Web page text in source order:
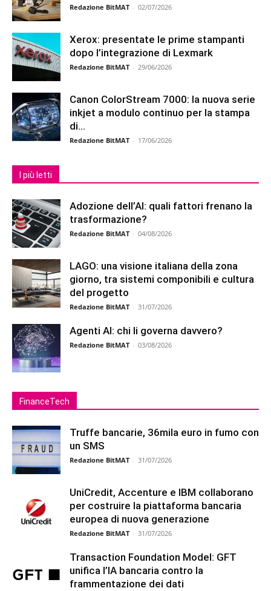
Redazione BitMAT - 02/07/2026
Xerox: presentate le prime stampanti
dopo l’integrazione di Lexmark
Redazione BitMAT - 29/06/2026
Canon ColorStream 7000: la nuova serie
inkjet a modulo continuo per la stampa
di...
Redazione BitMAT - 17/06/2026
I più letti
Adozione dell’AI: quali fattori frenano la
trasformazione?
Redazione BitMAT - 04/08/2026
LAGO: una visione italiana della zona
giorno, tra sistemi componibili e cultura
del progetto
Redazione BitMAT - 31/07/2026
Agenti AI: chi li governa davvero?
Redazione BitMAT - 03/08/2026
FinanceTech
Truffe bancarie, 36mila euro in fumo con
un SMS
Redazione BitMAT - 31/07/2026
UniCredit, Accenture e IBM collaborano
per costruire la piattaforma bancaria
europea di nuova generazione
Redazione BitMAT - 31/07/2026
Transaction Foundation Model: GFT
unifica l’IA bancaria contro la
frammentazione dei dati